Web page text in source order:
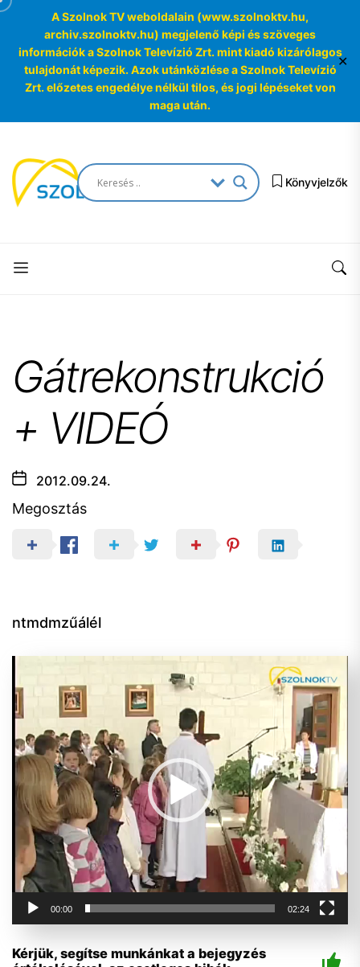
A Szolnok TV weboldalain (www.szolnoktv.hu,
archiv.szolnoktv.hu) megjelenő képi és szöveges
információk a Szolnok Televízió Zrt. mint kiadó kizárólagos
tulajdonát képezik. Azok utánközlése a Szolnok Televízió
Zrt. előzetes engedélye nélkül tilos, és jogi lépéseket von
maga után.
✕
the
content
SzolnokTV
Archívum
Archívum
Könyvjelzők
Gátrekonstrukció
+ VIDEÓ
2012.09.24.
Megosztás
ntmdmzűálél
00:00 02:24
Kérjük, segítse munkánkat a bejegyzés